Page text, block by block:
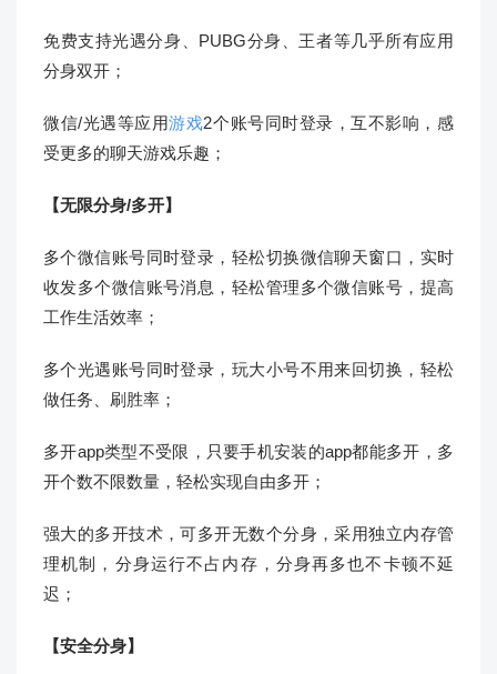
免费支持光遇分身、PUBG分身、王者等几乎所有应用
分身双开；
微信/光遇等应用游戏2个账号同时登录，互不影响，感
受更多的聊天游戏乐趣；
【无限分身/多开】
多个微信账号同时登录，轻松切换微信聊天窗口，实时
收发多个微信账号消息，轻松管理多个微信账号，提高
工作生活效率；
多个光遇账号同时登录，玩大小号不用来回切换，轻松
做任务、刷胜率；
多开app类型不受限，只要手机安装的app都能多开，多
开个数不限数量，轻松实现自由多开；
强大的多开技术，可多开无数个分身，采用独立内存管
理机制，分身运行不占内存，分身再多也不卡顿不延
迟；
【安全分身】